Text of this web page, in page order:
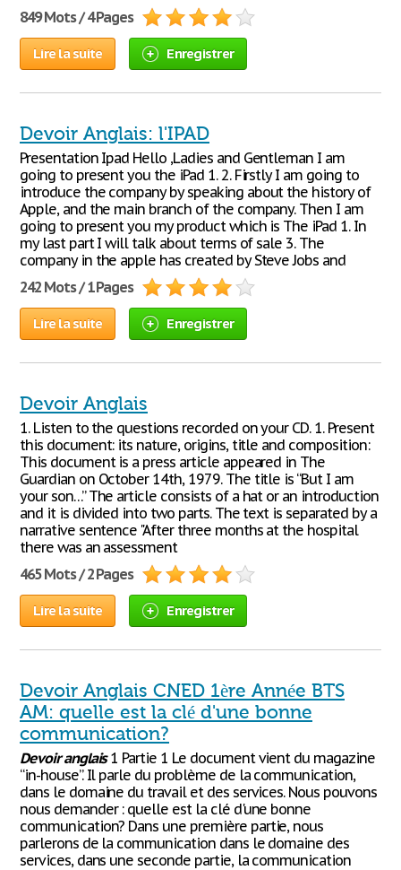
849 Mots / 4 Pages
Lire la suite Enregistrer
Devoir Anglais: l'IPAD
Presentation Ipad Hello ,Ladies and Gentleman I am
going to present you the iPad 1. 2. Firstly I am going to
introduce the company by speaking about the history of
Apple, and the main branch of the company. Then I am
going to present you my product which is The iPad 1. In
my last part I will talk about terms of sale 3. The
company in the apple has created by Steve Jobs and
242 Mots / 1 Pages
Lire la suite Enregistrer
Devoir Anglais
1. Listen to the questions recorded on your CD. 1. Present
this document: its nature, origins, title and composition:
This document is a press article appeared in The
Guardian on October 14th, 1979. The title is “But I am
your son…” The article consists of a hat or an introduction
and it is divided into two parts. The text is separated by a
narrative sentence "After three months at the hospital
there was an assessment
465 Mots / 2 Pages
Lire la suite Enregistrer
Devoir Anglais CNED 1ère Année BTS
AM: quelle est la clé d'une bonne
communication?
Devoiranglais1 Partie 1 Le document vient du magazine
“in-house”. Il parle du problème de la communication,
dans le domaine du travail et des services. Nous pouvons
nous demander : quelle est la clé d'une bonne
communication? Dans une première partie, nous
parlerons de la communication dans le domaine des
services, dans une seconde partie, la communication